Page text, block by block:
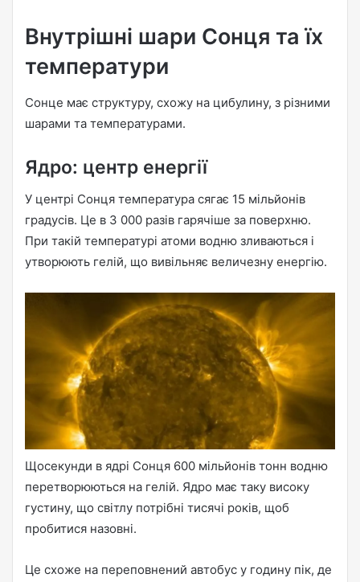
Внутрішні шари Сонця та їх
температури
Сонце має структуру, схожу на цибулину, з різними
шарами та температурами.
Ядро: центр енергії
У центрі Сонця температура сягає 15 мільйонів
градусів. Це в 3 000 разів гарячіше за поверхню.
При такій температурі атоми водню зливаються і
утворюють гелій, що вивільняє величезну енергію.
Щосекунди в ядрі Сонця 600 мільйонів тонн водню
перетворюються на гелій. Ядро має таку високу
густину, що світлу потрібні тисячі років, щоб
пробитися назовні.
Це схоже на переповнений автобус у годину пік, де